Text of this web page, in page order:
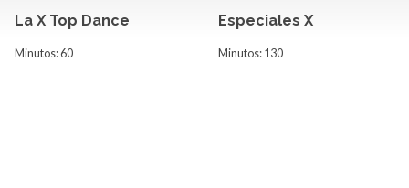
La X Top Dance
Minutos: 60
Especiales X
Minutos: 130